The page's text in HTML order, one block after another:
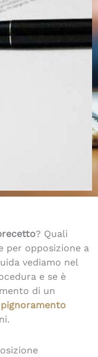
? Quali
per opposizione a
vediamo nel
e se è
di un
pignoramento